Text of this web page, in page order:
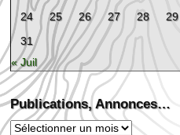
24
25 26 27 28 29
31
« Juil
Publications, Annonces…
Publications,